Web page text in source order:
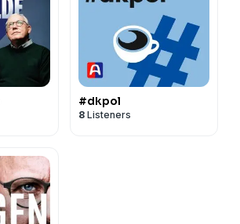
#dkpol
8 Listeners